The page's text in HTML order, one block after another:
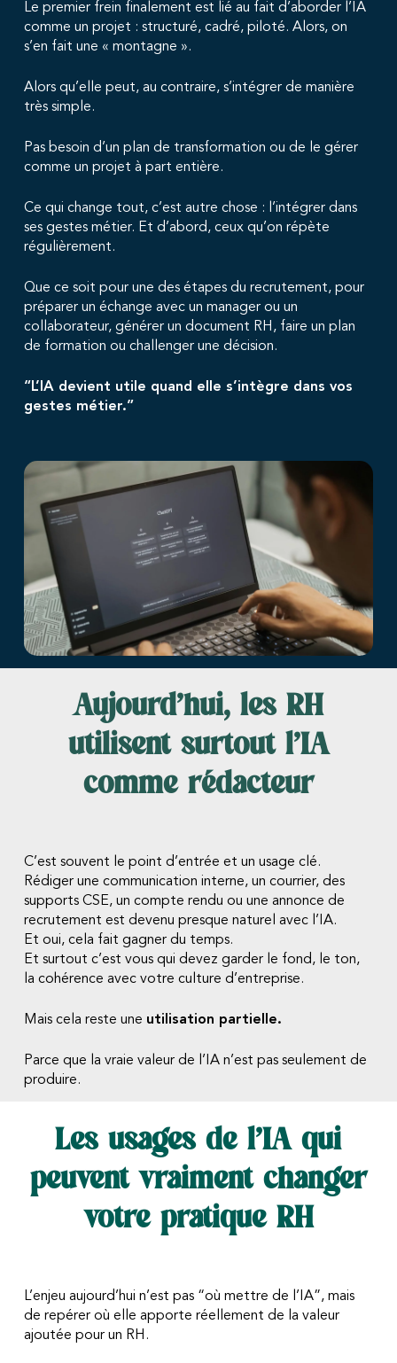
Le premier frein finalement est lié au fait d’aborder l’IA
comme un projet : structuré, cadré, piloté. Alors, on
s’en fait une « montagne ».
Alors qu’elle peut, au contraire, s’intégrer de manière
très simple.
Pas besoin d’un plan de transformation ou de le gérer
comme un projet à part entière.
Ce qui change tout, c’est autre chose : l’intégrer dans
ses gestes métier. Et d’abord, ceux qu’on répète
régulièrement.
Que ce soit pour une des étapes du recrutement, pour
préparer un échange avec un manager ou un
collaborateur, générer un document RH, faire un plan
de formation ou challenger une décision.
“L’IA devient utile quand elle s’intègre dans vos
gestes métier.”
Aujourd’hui, les RH
utilisent surtout l’IA
comme rédacteur
C’est souvent le point d’entrée et un usage clé.
Rédiger une communication interne, un courrier, des
supports CSE, un compte rendu ou une annonce de
recrutement est devenu presque naturel avec l’IA.
Et oui, cela fait gagner du temps.
Et surtout c’est vous qui devez garder le fond, le ton,
la cohérence avec votre culture d’entreprise.
Mais cela reste une utilisation partielle.
Parce que la vraie valeur de l’IA n’est pas seulement de
produire.
Les usages de l’IA qui
peuvent vraiment changer
votre pratique RH
L’enjeu aujourd’hui n’est pas “où mettre de l’IA”, mais
de repérer où elle apporte réellement de la valeur
ajoutée pour un RH.